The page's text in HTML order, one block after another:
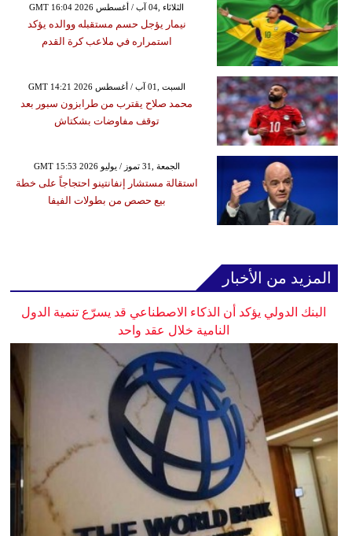
GMT 16:04 2026 الثلاثاء ,04 آب / أغسطس
نيمار يؤجل حسم مستقبله ووالده يؤكد
استمراره في ملاعب كرة القدم
GMT 14:21 2026 السبت ,01 آب / أغسطس
محمد صلاح يقترب من طرابزون سبور بعد
توقف مفاوضات بشكتاش
GMT 15:53 2026 الجمعة ,31 تموز / يوليو
استقالة مستشار إنفانتينو احتجاجاً على خطة
بيع حصص من بطولات الفيفا
المزيد من الأخبار
البنك الدولي يؤكد أن الذكاء الاصطناعي قد يسرّع تنمية الدول
النامية خلال عقد واحد